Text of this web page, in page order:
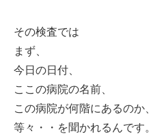
その検査では
まず、
今日の日付、
ここの病院の名前、
この病院が何階にあるのか、
等々・・を聞かれるんです。